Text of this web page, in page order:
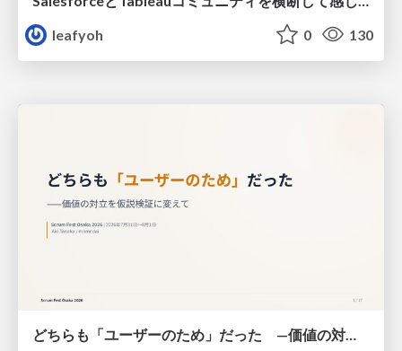
leafyoh
0 130
どちらも「ユーザーのため」だった —価値の対立を仮説検証に変えて #Scrumfest Osaka 2026